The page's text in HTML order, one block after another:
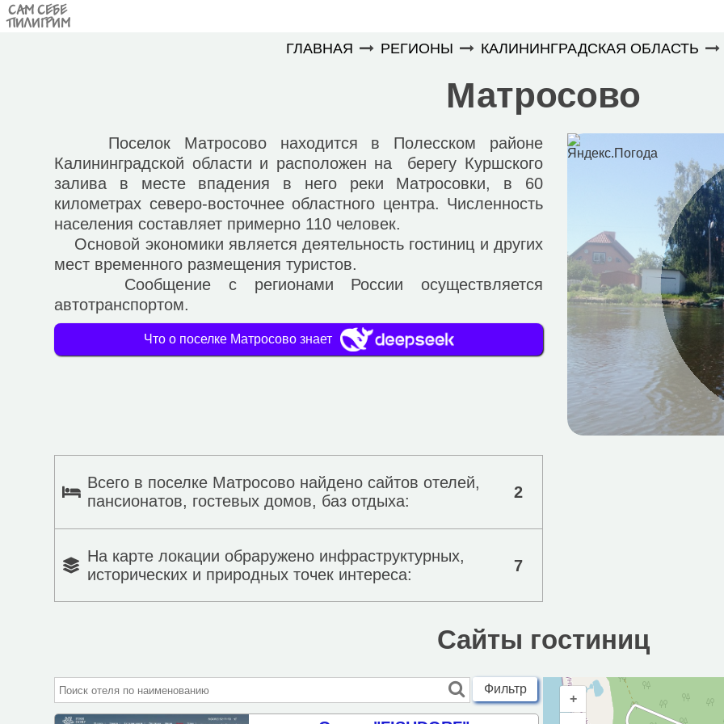
САМ СЕБЕ
ПИЛИГРИМ
ГЛАВНАЯ РЕГИОНЫ КАЛИНИНГРАДСКАЯ ОБЛАСТЬ
Матросово
Поселок Матросово находится в Полесском районе
Калининградской области и расположен на берегу Куршского
залива в месте впадения в него реки Матросовки, в 60
километрах северо-восточнее областного центра. Численность
населения составляет примерно 110 человек.
Основой экономики является деятельность гостиниц и других
мест временного размещения туристов.
Сообщение с регионами России осуществляется
автотранспортом.
Что о поселке Матросово знает
Всего в поселке Матросово найдено сайтов отелей,
пансионатов, гостевых домов, баз отдыха:
2
На карте локации обраружено инфраструктурных,
исторических и природных точек интереса:
7
Сайты гостиниц
Фильтр
+